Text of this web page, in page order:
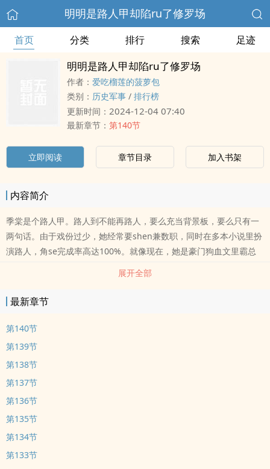
明明是路人甲却陷ru了修罗场
首页 分类 排行 搜索 足迹
明明是路人甲却陷ru了修罗场
作者： 爱吃榴莲的菠萝包
类别： 历史军事 / 排行榜
更新时间： 2024-12-04 07:40
最新章节： 第140节
立即阅读 章节目录 加入书架
内容简介
季棠是个路人甲。路人到不能再路人，要么充当背景板，要么只有一
两句话。由于戏份过少，她经常要shen兼数职，同时在多本小说里扮
演路人，角se完成率高达100%。就像现在，她是豪门狗血文里霸总
展开全部
最新章节
第140节
第139节
第138节
第137节
第136节
第135节
第134节
第133节